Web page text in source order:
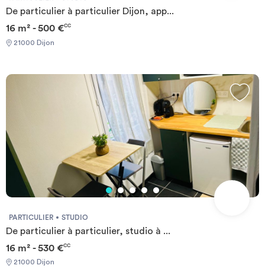
requis: - Garanties financières - Carte d'identité - Motif du
De particulier à particulier Dijon, app...
16 m² - 500 €CC
21000 Dijon
PARTICULIER STUDIO
De particulier à particulier, studio à ...
16 m² - 530 €CC
21000 Dijon